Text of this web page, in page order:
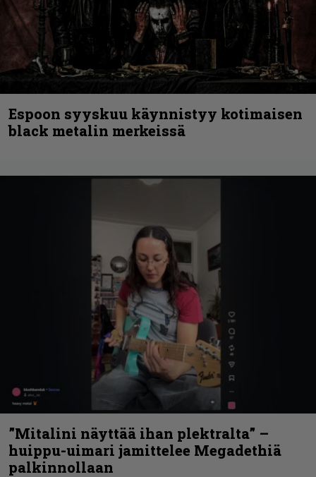
Espoon syyskuu käynnistyy kotimaisen
black metalin merkeissä
”Mitalini näyttää ihan plektralta” –
huippu-uimari jamittelee Megadethiä
palkinnollaan